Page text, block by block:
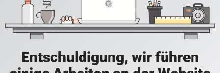
Entschuldigung, wir führen